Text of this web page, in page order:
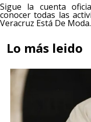
Sigue la cuenta
conocer todas las
Veracruz Está De Moda.
Lo más leido